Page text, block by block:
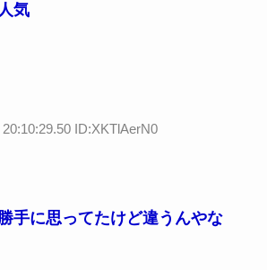
気
ID:XKTlAerN0
手に思ってたけど違うんやな